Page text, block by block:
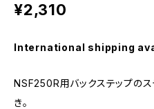
¥2,310
International shipping
NSF250R用バックステップのス
き。